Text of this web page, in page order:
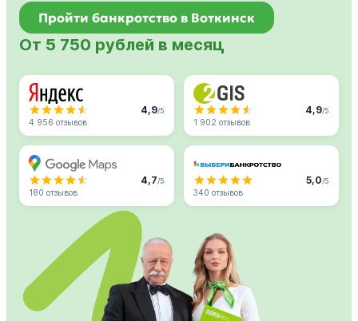
Пройти банкротство в Воткинск
От 5 750 рублей в месяц
4,9/5
4 956 отзывов
4,9/5
1 902 отзывов
4,7/5
180 отзывов
5,0/5
340 отзывов